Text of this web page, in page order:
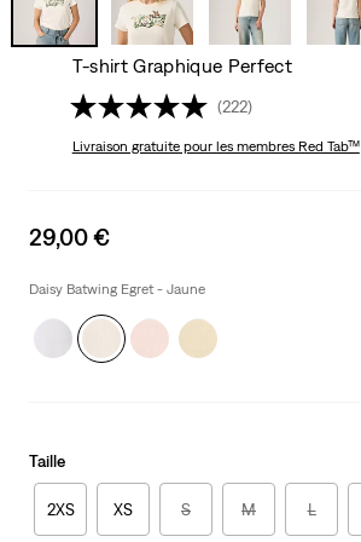
T-shirt Graphique Perfect
(222)
Livraison gratuitepour les membres Red Tab™
Sale
is
29,00 €
Daisy Batwing Egret - Jaune
Taille
2XS XS S M L